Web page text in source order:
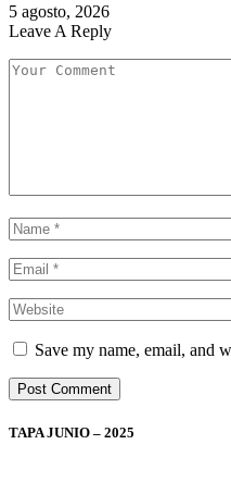
5 agosto, 2026
Leave A Reply
Save my name, email, and
TAPA JUNIO – 2025